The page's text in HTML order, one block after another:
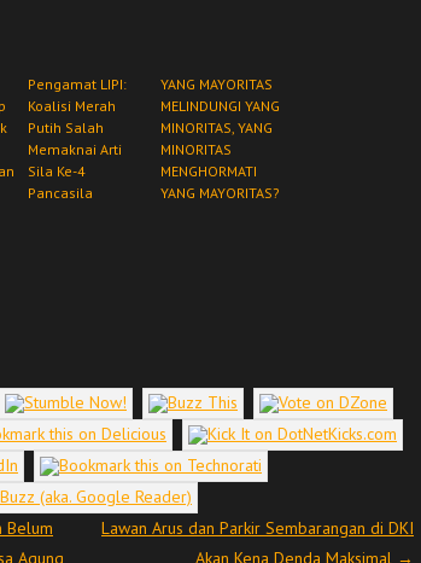
Pengamat LIPI:
Koalisi Merah
Putih Salah
Memaknai Arti
Sila Ke-4
Pancasila
YANG MAYORITAS
MELINDUNGI YANG
MINORITAS, YANG
MINORITAS
MENGHORMATI
YANG MAYORITAS?
Belum
Agung
Lawan Arus dan Parkir Sembarangan di DKI
Akan Kena Denda Maksimal →